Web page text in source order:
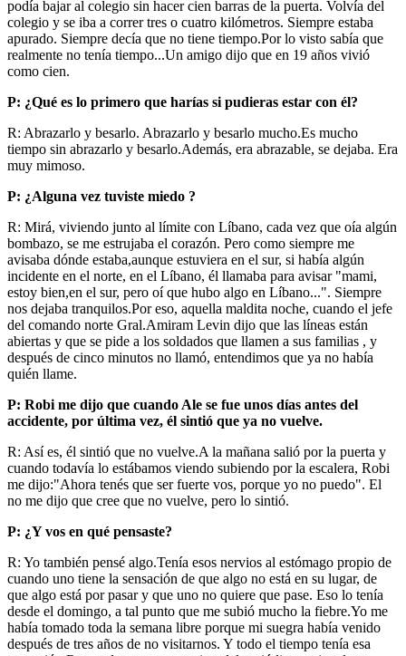
podía bajar al colegio sin hacer cien barras de la puerta. Volvía del
colegio y se iba a correr tres o cuatro kilómetros. Siempre estaba
apurado. Siempre decía que no tiene tiempo.Por lo visto sabía que
realmente no tenía tiempo...Un amigo dijo que en 19 años vivió
como cien.
P: ¿Qué es lo primero que harías si pudieras estar con él?
R: Abrazarlo y besarlo. Abrazarlo y besarlo mucho.Es mucho
tiempo sin abrazarlo y besarlo.Además, era abrazable, se dejaba. Era
muy mimoso.
P: ¿Alguna vez tuviste miedo ?
R: Mirá, viviendo junto al límite con Líbano, cada vez que oía algún
bombazo, se me estrujaba el corazón. Pero como siempre me
avisaba dónde estaba,aunque estuviera en el sur, si había algún
incidente en el norte, en el Líbano, él llamaba para avisar "mami,
estoy bien,en el sur, pero oí que hubo algo en Líbano...". Siempre
nos dejaba tranquilos.Por eso, aquella maldita noche, cuando el jefe
del comando norte Gral.Amiram Levin dijo que las líneas están
abiertas y que se pide a los soldados que llamen a sus familias , y
después de cinco minutos no llamó, entendimos que ya no había
quién llame.
P: Robi me dijo que cuando Ale se fue unos días antes del
accidente, por última vez, él sintió que ya no vuelve.
R: Así es, él sintió que no vuelve.A la mañana salió por la puerta y
cuando todavía lo estábamos viendo subiendo por la escalera, Robi
me dijo:"Ahora tenés que ser fuerte vos, porque yo no puedo". El
no me dijo que cree que no vuelve, pero lo sintió.
P: ¿Y vos en qué pensaste?
R: Yo también pensé algo.Tenía esos nervios al estómago propio de
cuando uno tiene la sensación de que algo no está en su lugar, de
que algo está por pasar y que uno no quiere que pase. Eso lo tenía
desde el domingo, a tal punto que me subió mucho la fiebre.Yo me
había tomado toda la semana libre porque mi suegra había venido
después de tres años de no visitarnos. Y todo el tiempo tenía esa